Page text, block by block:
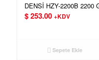
DENSİ HZY-2200B 2200
$253.00 +KDV
Sepete Ekle